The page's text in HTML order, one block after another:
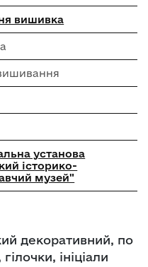
вишивка
установа
історико-
музей"
декоративний, по
ініціали